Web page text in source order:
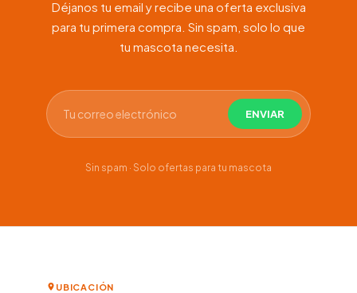
Déjanos tu email y recibe una oferta exclusiva
para tu primera compra. Sin spam, solo lo que
tu mascota necesita.
Sin spam · Solo ofertas para tu mascota
UBICACIÓN